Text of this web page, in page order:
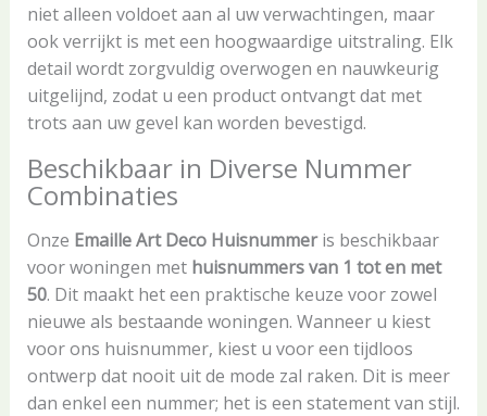
niet alleen voldoet aan al uw verwachtingen, maar
ook verrijkt is met een hoogwaardige uitstraling. Elk
detail wordt zorgvuldig overwogen en nauwkeurig
uitgelijnd, zodat u een product ontvangt dat met
trots aan uw gevel kan worden bevestigd.
Beschikbaar in Diverse Nummer
Combinaties
Onze Emaille Art Deco Huisnummeris beschikbaar
voor woningen met huisnummers van 1 tot en met
50. Dit maakt het een praktische keuze voor zowel
nieuwe als bestaande woningen. Wanneer u kiest
voor ons huisnummer, kiest u voor een tijdloos
ontwerp dat nooit uit de mode zal raken. Dit is meer
dan enkel een nummer; het is een statement van stijl.